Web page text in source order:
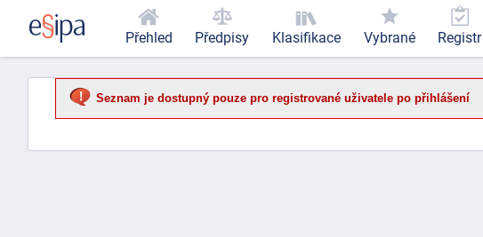
Seznam je dostupný pouze pro registrované uživatele po přihlášení
Přehled Předpisy Klasifikace Vybrané Registr